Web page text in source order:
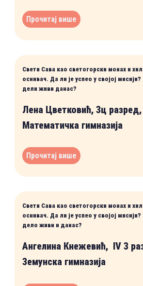
Прочитај више
Свети Сава као светогорски монах и
оснивач. Да ли је успео у својој
дели живи данас?
Лена Цветковић, 3ц разред,
Математичка гимназија
Прочитај више
Свети Сава као светогорски монах и
оснивач. Да ли је успео у својој
дело живи и данас?
Ангелина Кнежевић, IV 3
Земунска гимназија